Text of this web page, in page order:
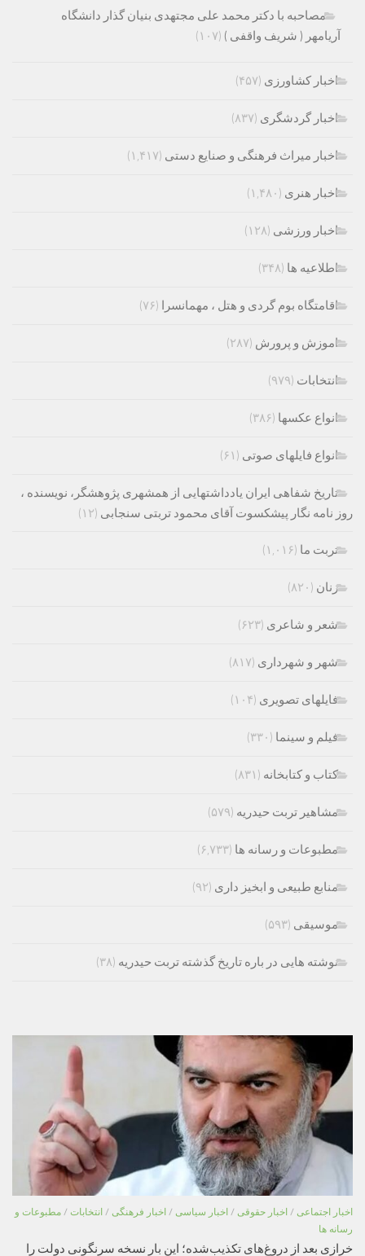
مصاحبه با دکتر محمد علی مجتهدی بنیان گذار دانشگاه
آریامهر ( شریف واقفی ) (۱۰۷)
اخبار کشاورزی (۴۵۷)
اخبار گردشگری (۸۳۷)
اخبار میراث فرهنگی و صنایع دستی (۱,۴۱۷)
اخبار هنری (۱,۴۸۰)
اخبار ورزشی (۱۲۸)
اطلاعیه ها (۳۴۸)
اقامتگاه بوم گردی و هتل ، مهمانسرا (۷۶)
اموزش و پرورش (۲۸۷)
انتخابات (۹۷۹)
انواع عکسها (۳۸۶)
انواع فایلهای صوتی (۶۱)
تاریخ شفاهی ایران یادداشتهایی از همشهری پژوهشگر، نویسنده ،
روز نامه نگار پیشکسوت آقای محمود تربتی سنجابی (۱۲)
تربت ما (۱,۰۱۶)
زنان (۸۲۰)
شعر و شاعری (۶۲۳)
شهر و شهرداری (۸۱۷)
فایلهای تصویری (۱۰۴)
فیلم و سینما (۳۳۰)
کتاب و کتابخانه (۸۳۱)
مشاهیر تربت حیدریه (۵۷۹)
مطبوعات و رسانه ها (۶,۷۳۳)
منابع طبیعی و ابخیز داری (۹۲)
موسیقی (۵۹۳)
نوشته هایی در باره تاریخ گذشته تربت حیدریه (۳۸)
اخبار اجتماعی / اخبار حقوقی / اخبار سیاسی / اخبار فرهنگی / انتخابات / مطبوعات و
رسانه ها
خرازی بعد از دروغ‌های تکذیب‌شده؛ این بار نسخه سرنگونی دولت را